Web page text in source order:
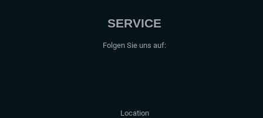
SERVICE
Folgen Sie uns auf:
Location